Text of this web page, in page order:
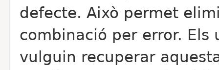
defecte. Això permet
combinació per error. Els
vulguin recuperar